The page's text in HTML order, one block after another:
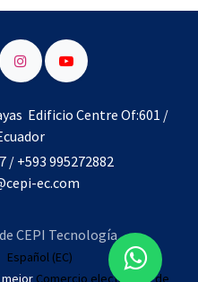
Edificio Centre Of:601 /
/ +593 995272882​
ec.com
CEPI Tecnología
Español (EC)
Comercio electrónico de